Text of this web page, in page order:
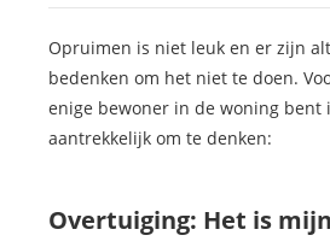
Opruimen is niet leuk en er zijn
bedenken om het niet te doen.
enige bewoner in de woning bent
aantrekkelijk om te denken:
Overtuiging: Het is